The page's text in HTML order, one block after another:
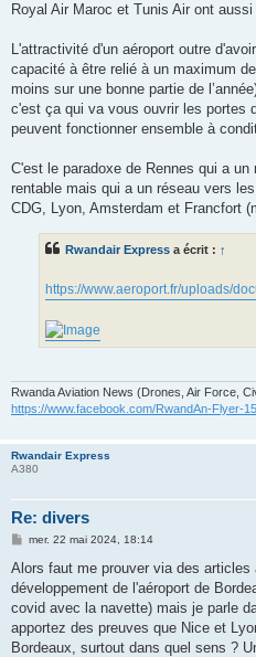
Royal Air Maroc et Tunis Air ont
L'attractivité d'un aéroport outre
capacité à être relié à un maximum
moins sur une bonne partie de
c'est ça qui va vous ouvrir les portes
peuvent fonctionner ensemble à
C'est le paradoxe de Rennes qui a
rentable mais qui a un réseau vers
CDG, Lyon, Amsterdam et Francfort
Rwandair Express a écrit : ↑
https://www.aeroport.fr/uploads/
Rwanda Aviation News (Drones, Air Force,
https://www.facebook.com/RwandAn-Flyer-
Rwandair Express
A380
Re: divers
M
s
a
g
mer. 22 mai 2024, 18:14
Alors faut me prouver via des
développement de l'aéroport de
covid avec la navette) mais je parle
apportez des preuves que Nice et
Bordeaux, surtout dans quel sens ?